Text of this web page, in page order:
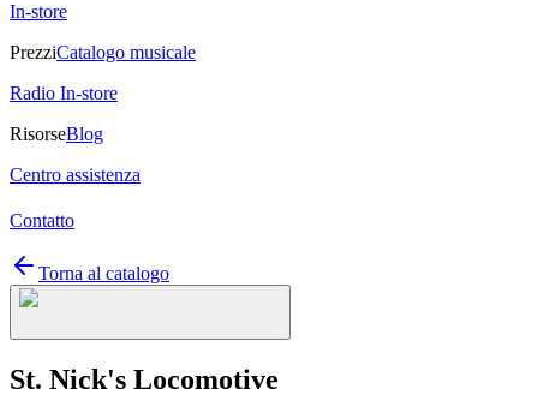
In-store
PrezziCatalogo musicale
Radio In-store
RisorseBlog
Centro assistenza
Contatto
Torna al catalogo
St. Nick's Locomotive